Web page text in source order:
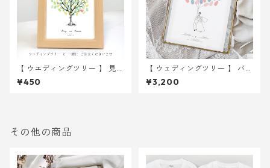
【 ウエディングツリー 】 見
本 2Lサイズ紙
¥450
【 ウェディングツリー 】 バル
ーンイラスト A4サイズ 用紙
のみ ｜ 結婚式 ウェディング
¥3,200
その他の商品